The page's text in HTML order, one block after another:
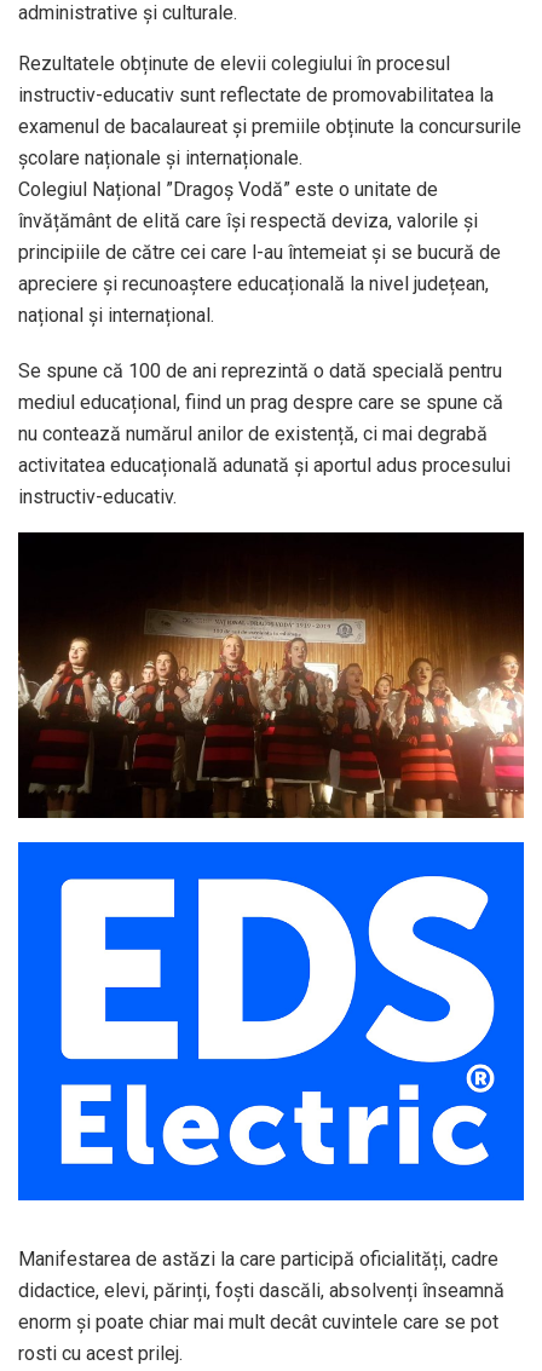
administrative și culturale.
Rezultatele obținute de elevii colegiului în procesul
instructiv-educativ sunt reflectate de promovabilitatea la
examenul de bacalaureat și premiile obținute la concursurile
școlare naționale și internaționale.
Colegiul Național ”Dragoș Vodă” este o unitate de
învățământ de elită care își respectă deviza, valorile și
principiile de către cei care l-au întemeiat și se bucură de
apreciere și recunoaștere educațională la nivel județean,
național și internațional.
Se spune că 100 de ani reprezintă o dată specială pentru
mediul educațional, fiind un prag despre care se spune că
nu contează numărul anilor de existență, ci mai degrabă
activitatea educațională adunată și aportul adus procesului
instructiv-educativ.
Manifestarea de astăzi la care participă oficialități, cadre
didactice, elevi, părinți, foști dascăli, absolvenți înseamnă
enorm și poate chiar mai mult decât cuvintele care se pot
rosti cu acest prilej.